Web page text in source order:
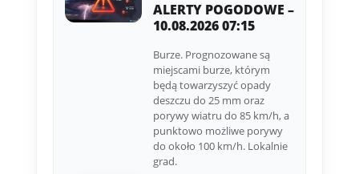
ALERTY POGODOWE –
10.08.2026 07:15
Burze. Prognozowane są
miejscami burze, którym
będą towarzyszyć opady
deszczu do 25 mm oraz
porywy wiatru do 85 km/h, a
punktowo możliwe porywy
do około 100 km/h. Lokalnie
grad.